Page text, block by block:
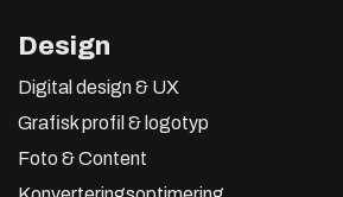
Design
Digital design & UX
Grafisk profil & logotyp
Foto & Content